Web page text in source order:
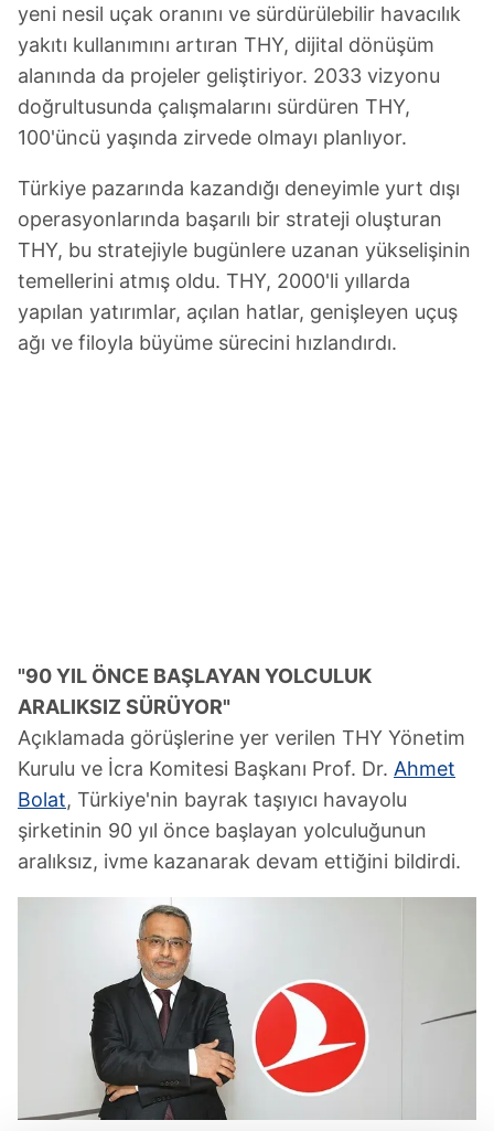
yeni nesil uçak oranını ve sürdürülebilir havacılık
yakıtı kullanımını artıran THY, dijital dönüşüm
alanında da projeler geliştiriyor. 2033 vizyonu
doğrultusunda çalışmalarını sürdüren THY,
100'üncü yaşında zirvede olmayı planlıyor.
Türkiye pazarında kazandığı deneyimle yurt dışı
operasyonlarında başarılı bir strateji oluşturan
THY, bu stratejiyle bugünlere uzanan yükselişinin
temellerini atmış oldu. THY, 2000'li yıllarda
yapılan yatırımlar, açılan hatlar, genişleyen uçuş
ağı ve filoyla büyüme sürecini hızlandırdı.
"90 YIL ÖNCE BAŞLAYAN YOLCULUK
ARALIKSIZ SÜRÜYOR"
Açıklamada görüşlerine yer verilen THY Yönetim
Kurulu ve İcra Komitesi Başkanı Prof. Dr. Ahmet
Bolat, Türkiye'nin bayrak taşıyıcı havayolu
şirketinin 90 yıl önce başlayan yolculuğunun
aralıksız, ivme kazanarak devam ettiğini bildirdi.